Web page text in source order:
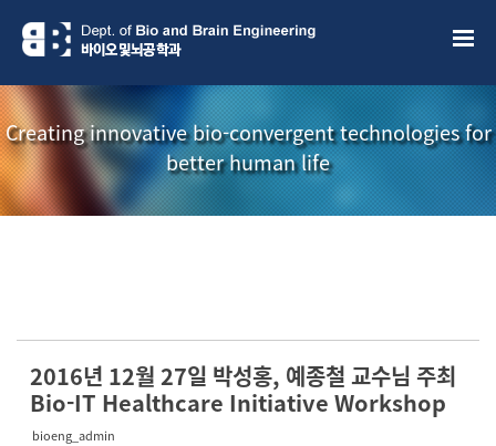
Creating innovative bio-convergent technologies for
better human life
소식지
2016년 12월 27일 박성홍, 예종철 교수님 주최
Bio-IT Healthcare Initiative Workshop
bioeng_admin